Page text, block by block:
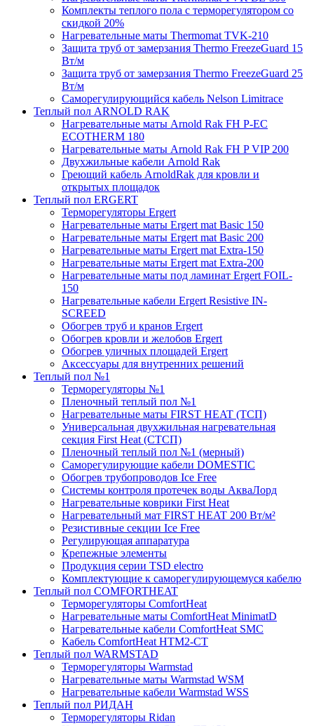
Комплекты теплого пола с терморегулятором со
скидкой 20%
Нагревательные маты Thermomat TVK-210
Защита труб от замерзания Thermo FreezeGuard 15
Вт/м
Защита труб от замерзания Thermo FreezeGuard 25
Вт/м
Саморегулирующийся кабель Nelson Limitrace
Теплый пол ARNOLD RAK
Нагревательные маты Arnold Rak FH P-EC
ECOTHERM 180
Нагревательные маты Arnold Rak FH P VIP 200
Двухжильные кабели Arnold Rak
Греющий кабель ArnoldRak для кровли и
открытых площадок
Теплый пол ERGERT
Терморегуляторы Ergert
Нагревательные маты Ergert mat Basic 150
Нагревательные маты Ergert mat Basic 200
Нагревательные маты Ergert mat Extra-150
Нагревательные маты Ergert mat Extra-200
Нагревательные маты под ламинат Ergert FOIL-
150
Нагревательные кабели Ergert Resistive IN-
SCREED
Обогрев труб и кранов Ergert
Обогрев кровли и желобов Ergert
Обогрев уличных площадей Ergert
Аксессуары для внутренних решений
Теплый пол №1
Терморегуляторы №1
Пленочный теплый пол №1
Нагревательные маты FIRST HEAT (ТСП)
Универсальная двухжильная нагревательная
секция First Heat (СТСП)
Пленочный теплый пол №1 (мерный)
Саморегулирующие кабели DOMESTIC
Обогрев трубопроводов Ice Free
Системы контроля протечек воды АкваЛорд
Нагревательные коврики First Heat
Нагревательный мат FIRST HEAT 200 Вт/м²
Резистивные секции Ice Free
Регулирующая аппаратура
Крепежные элементы
Продукция серии TSD electro
Комплектующие к саморегулирующемуся кабелю
Теплый пол COMFORTHEAT
Терморегуляторы ComfortHeat
Нагревательные маты ComfortHeat MinimatD
Нагревательные кабели ComfortHeat SMC
Кабель ComfortHeat HTM2-CT
Теплый пол WARMSTAD
Терморегуляторы Warmstad
Нагревательные маты Warmstad WSM
Нагревательные кабели Warmstad WSS
Теплый пол РИДАН
Терморегуляторы Ridan